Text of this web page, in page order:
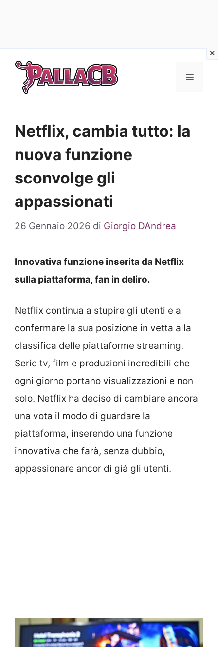
contenuto
Menu
Netflix, cambia tutto: la
nuova funzione
sconvolge gli
appassionati
26 Gennaio 2026 di Giorgio DAndrea
Innovativa funzione inserita da Netflix
sulla piattaforma, fan in deliro.
Netflix continua a stupire gli utenti e a
confermare la sua posizione in vetta alla
classifica delle piattaforme streaming.
Serie tv, film e produzioni incredibili che
ogni giorno portano visualizzazioni e non
solo. Netflix ha deciso di cambiare ancora
una vota il modo di guardare la
piattaforma, inserendo una funzione
innovativa che farà, senza dubbio,
appassionare ancor di già gli utenti.